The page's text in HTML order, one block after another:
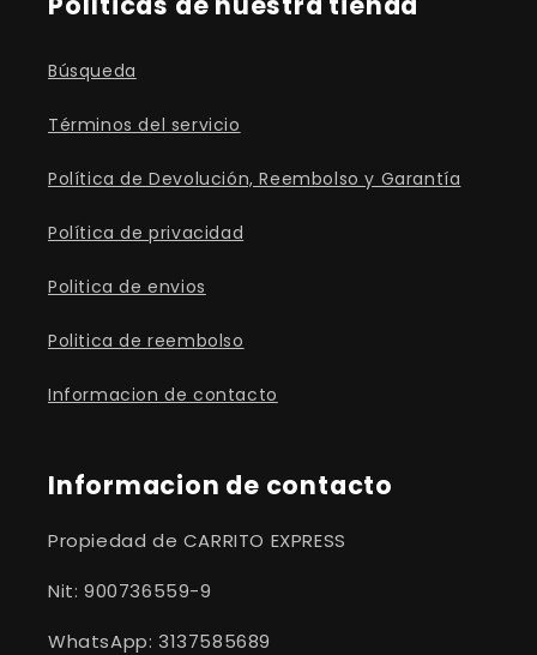
Búsqueda
Términos del servicio
Política de Devolución, Reembolso y Garantía
Política de privacidad
Politica de envios
Politica de reembolso
Informacion de contacto
Informacion de contacto
Propiedad de CARRITO EXPRESS
Nit: 900736559-9
WhatsApp: 3137585689